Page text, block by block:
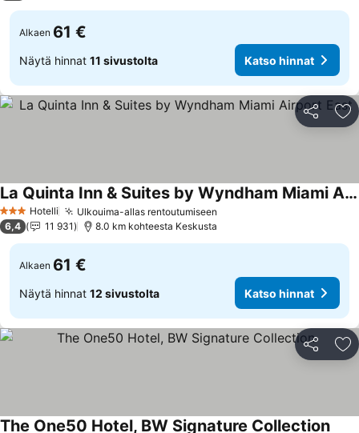
Alkaen 61 €
Näytä hinnat 11 sivustolta Katso hinnat
Jaa
3 Tähtiluokitus
Hotelli Ulkouima-allas rentoutumiseen
La Quinta Inn & Suites by Wyndham Miami Airport East
Katso hinnat
6,4 11 931 8.0 km kohteesta Keskusta
Alkaen 61 €
Näytä hinnat 12 sivustolta Katso hinnat
Jaa
The One50 Hotel, BW Signature Collection